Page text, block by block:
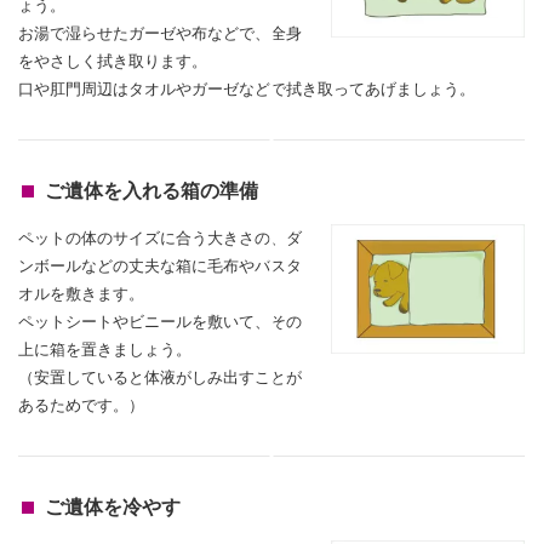
ょう。
お湯で湿らせたガーゼや布などで、全身
をやさしく拭き取ります。
口や肛門周辺はタオルやガーゼなどで拭き取ってあげましょう。
ご遺体を入れる箱の準備
ペットの体のサイズに合う大きさの、ダ
ンボールなどの丈夫な箱に毛布やバスタ
オルを敷きます。
ペットシートやビニールを敷いて、その
上に箱を置きましょう。
（安置していると体液がしみ出すことが
あるためです。）
ご遺体を冷やす